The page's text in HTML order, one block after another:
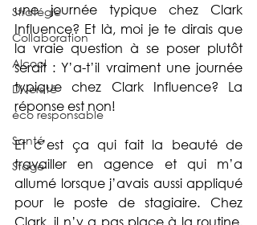
Stratégie
Collaboration
Alcool
Diversité
éco responsable
Santé
Stage
une journée typique chez Clark
Influence? Et là, moi je te dirais que
la vraie question à se poser plutôt
serait : Y’a-t’il vraiment une journée
typique chez Clark Influence? La
réponse est non!
Et c’est ça qui fait la beauté de
travailler en agence et qui m’a
allumé lorsque j’avais aussi appliqué
pour le poste de stagiaire. Chez